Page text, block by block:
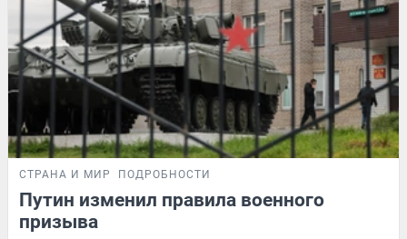
СТРАНА И МИР ПОДРОБНОСТИ
Путин изменил правила военного
призыва